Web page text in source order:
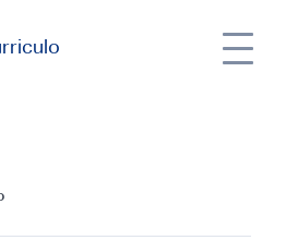
Guia para
Carta